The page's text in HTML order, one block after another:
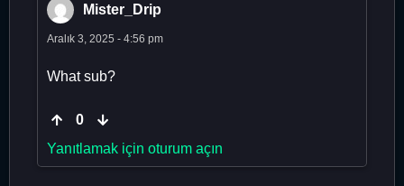
Mister_Drip
Aralık 3, 2025 - 4:56 pm
What sub?
0
Yanıtlamak için oturum açın